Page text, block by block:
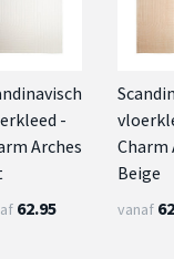
-
Arches
62.95
Charm
Beige
vanaf